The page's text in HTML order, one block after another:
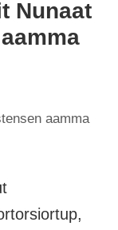
Nunaat
aamma